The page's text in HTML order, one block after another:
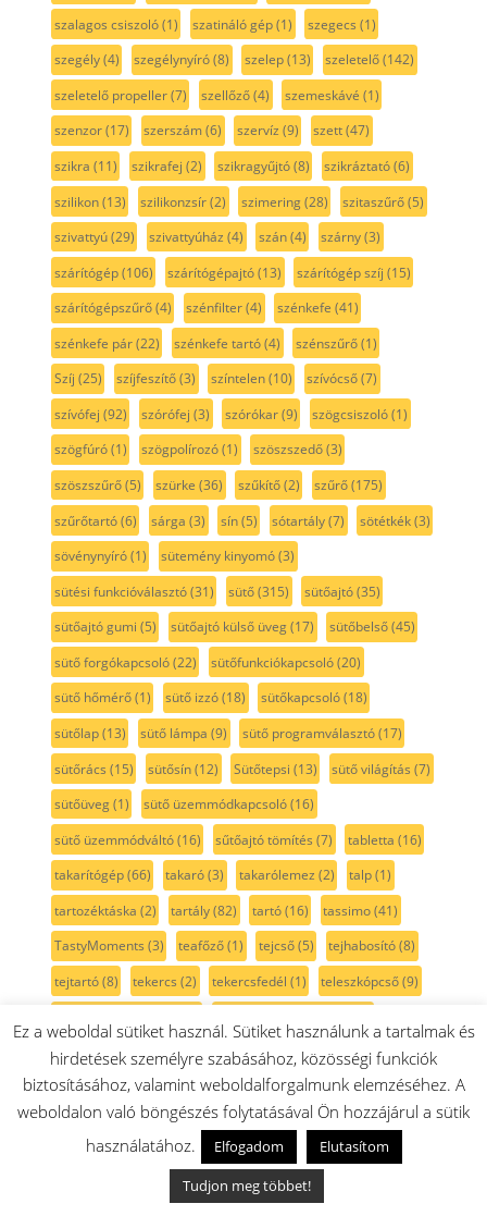
szalagos csiszoló(1) szatináló gép(1) szegecs (1)
szegély(4) szegélynyíró(8) szelep(13) szeletelő(142)
szeletelő propeller(7) szellőző(4) szemeskávé (1)
szenzor(17) szerszám(6) szervíz (9) szett(47)
szikra (11) szikrafej (2) szikragyűjtó(8) szikráztató(6)
szilikon(13) szilikonzsír(2) szimering(28) szitaszűrő(5)
szivattyú(29) szivattyúház (4) szán(4) szárny(3)
szárítógép(106) szárítógépajtó(13) szárítógép szíj (15)
szárítógépszűrő(4) szénfilter(4) szénkefe (41)
szénkefe pár(22) szénkefe tartó(4) szénszűrő(1)
Szíj (25) szíjfeszítő(3) színtelen(10) szívócső(7)
szívófej (92) szórófej (3) szórókar(9) szögcsiszoló(1)
szögfúró(1) szögpolírozó(1) szöszszedő(3)
szöszszűrő(5) szürke (36) szűkítő(2) szűrő(175)
szűrőtartó(6) sárga (3) sín(5) sótartály(7) sötétkék(3)
sövénynyíró(1) sütemény kinyomó(3)
sütési funkcióválasztó(31) sütő(315) sütőajtó(35)
sütőajtó gumi (5) sütőajtó külső üveg(17) sütőbelső(45)
sütő forgókapcsoló(22) sütőfunkciókapcsoló(20)
sütő hőmérő(1) sütő izzó(18) sütőkapcsoló(18)
sütőlap(13) sütő lámpa (9) sütő programválasztó(17)
sütőrács (15) sütősín(12) Sütőtepsi (13) sütő világítás (7)
sütőüveg(1) sütő üzemmódkapcsoló(16)
sütő üzemmódváltó(16) sűtőajtó tömítés (7) tabletta (16)
takarítógép(66) takaró(3) takarólemez (2) talp(1)
tartozéktáska (2) tartály(82) tartó(16) tassimo(41)
TastyMoments (3) teafőző(1) tejcső(5) tejhabosító(8)
tejtartó(8) tekercs (2) tekercsfedél (1) teleszkópcső(9)
tengely(17) tepsi(35) tepsi fedél (3) tepsitartó(4)
termoelem(7) termosztát(18) tető(20) textil porzsák(2)
tisztavízcső(2) tisztító(18) tisztítószer(31) To Go(3)
(2)
transzformátor(4) Tronic(37)
Ez a weboldal sütiket használ. Sütiket használunk a tartalmak és
hirdetések személyre szabásához, közösségi funkciók
biztosításához, valamint weboldalforgalmunk elemzéséhez. A
weboldalon való böngészés folytatásával Ön hozzájárul a sütik
használatához.
Elfogadom
Elutasítom
Tudjon meg többet!